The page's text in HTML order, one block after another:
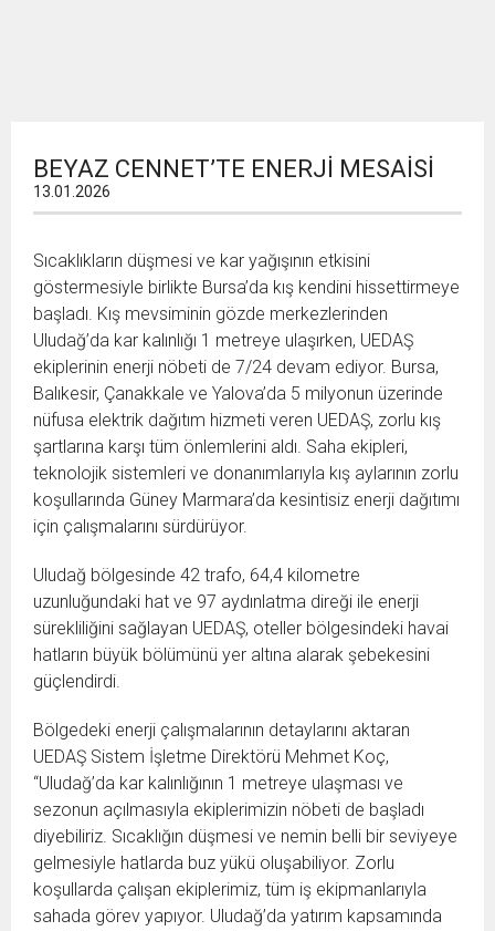
BEYAZ CENNET’TE ENERJİ MESAİSİ
13.01.2026
Sıcaklıkların düşmesi ve kar yağışının etkisini
göstermesiyle birlikte Bursa’da kış kendini hissettirmeye
başladı. Kış mevsiminin gözde merkezlerinden
Uludağ’da kar kalınlığı 1 metreye ulaşırken, UEDAŞ
ekiplerinin enerji nöbeti de 7/24 devam ediyor. Bursa,
Balıkesir, Çanakkale ve Yalova’da 5 milyonun üzerinde
nüfusa elektrik dağıtım hizmeti veren UEDAŞ, zorlu kış
şartlarına karşı tüm önlemlerini aldı. Saha ekipleri,
teknolojik sistemleri ve donanımlarıyla kış aylarının zorlu
koşullarında Güney Marmara’da kesintisiz enerji dağıtımı
için çalışmalarını sürdürüyor.
Uludağ bölgesinde 42 trafo, 64,4 kilometre
uzunluğundaki hat ve 97 aydınlatma direği ile enerji
sürekliliğini sağlayan UEDAŞ, oteller bölgesindeki havai
hatların büyük bölümünü yer altına alarak şebekesini
güçlendirdi.
Bölgedeki enerji çalışmalarının detaylarını aktaran
UEDAŞ Sistem İşletme Direktörü Mehmet Koç,
“Uludağ’da kar kalınlığının 1 metreye ulaşması ve
sezonun açılmasıyla ekiplerimizin nöbeti de başladı
diyebiliriz. Sıcaklığın düşmesi ve nemin belli bir seviyeye
gelmesiyle hatlarda buz yükü oluşabiliyor. Zorlu
koşullarda çalışan ekiplerimiz, tüm iş ekipmanlarıyla
sahada görev yapıyor. Uludağ’da yatırım kapsamında